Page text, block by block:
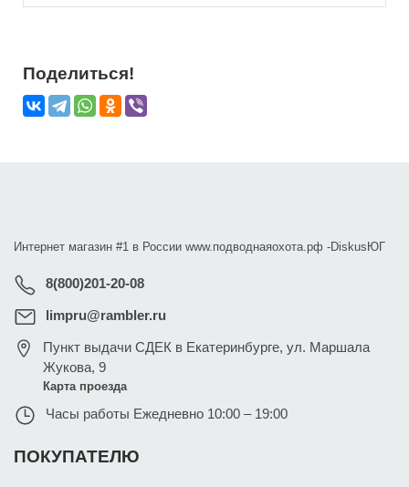
Поделиться!
Интернет магазин #1 в России www.подводнаяохота.рф -DiskusЮГ
8(800)201-20-08
limpru@rambler.ru
Пункт выдачи СДЕК в Екатеринбурге,ул. Маршала
Жукова, 9
Карта проезда
Часы работы Ежедневно 10:00 – 19:00
ПОКУПАТЕЛЮ